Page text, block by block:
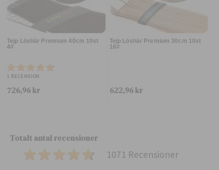
Tejp Löshår Premium 40cm 10st
4#
1 RECENSION
726,96 kr
Tejp Löshår Premium 30cm 10st
16#
622,96 kr
Totalt antal recensioner
1071 Recensioner